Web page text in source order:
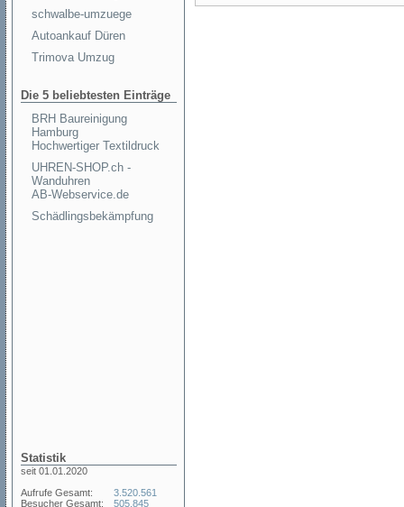
schwalbe-umzuege
Autoankauf Düren
Trimova Umzug
Die 5 beliebtesten Einträge
BRH Baureinigung
Hamburg
Hochwertiger Textildruck
UHREN-SHOP.ch -
Wanduhren
AB-Webservice.de
Schädlingsbekämpfung
Statistik
seit 01.01.2020
Aufrufe Gesamt:
Besucher Gesamt:
3.520.561
505.845